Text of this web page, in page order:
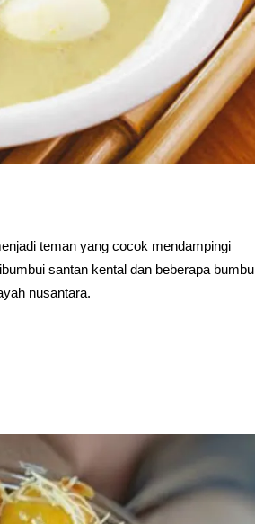
teman yang cocok mendampingi
santan kental dan beberapa bumbu
nusantara.